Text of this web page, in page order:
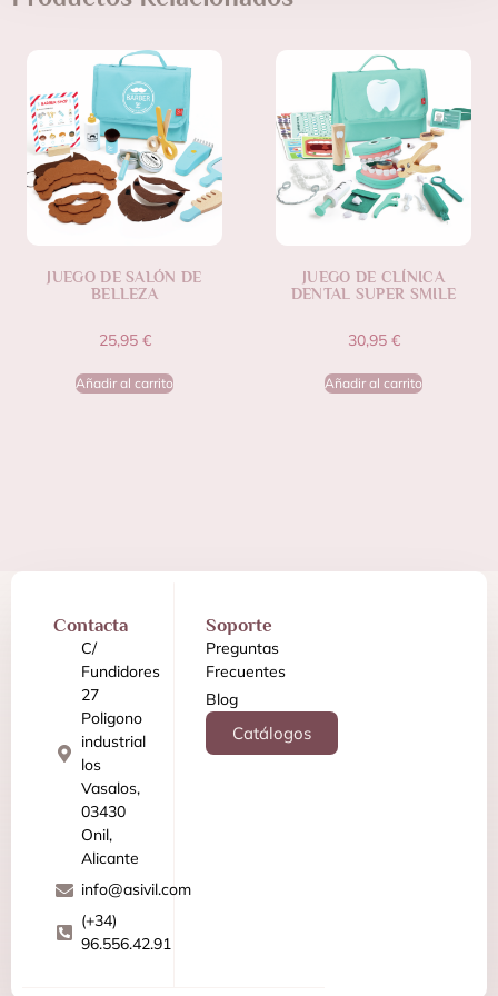
JUEGO DE SALÓN DE
BELLEZA
25,95 €
Añadir al carrito
JUEGO DE CLÍNICA
DENTAL SUPER SMILE
30,95 €
Añadir al carrito
Contacta
C/
Fundidores
27
Poligono
industrial
los
Vasalos,
03430
Onil,
Alicante
info@asivil.com
(+34)
96.556.42.91
Soporte
Preguntas
Frecuentes
Blog
Catálogos